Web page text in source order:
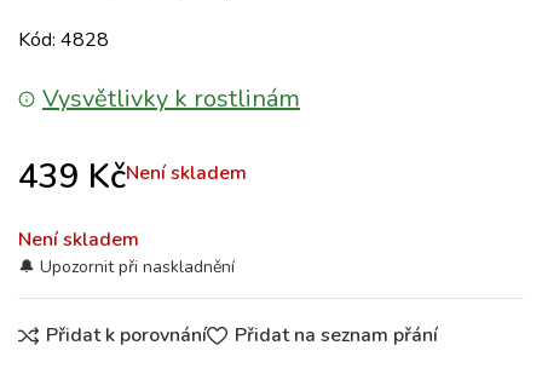
Kód: 4828
Vysvětlivky k rostlinám
439 KčNení skladem
Není skladem
Přidat k porovnání Přidat na seznam přání